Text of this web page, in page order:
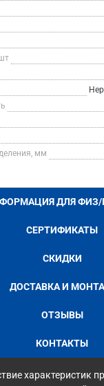
мм
ДЛЯ
СЕРТИФИКАТЫ
СКИДКИ
ДОСТАВКА И
ОТЗЫВЫ
КОНТАКТЫ
характеристик